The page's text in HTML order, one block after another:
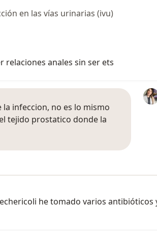
en las vías urinarias (ivu)
anales sin ser ets
infeccion, no es lo mismo
tejido prostatico donde la
he tomado varios antibióticos